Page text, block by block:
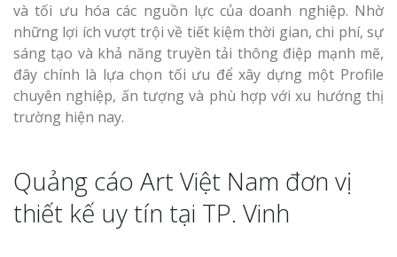
và tối ưu hóa các nguồn lực của doanh nghiệp. Nhờ
những lợi ích vượt trội về tiết kiệm thời gian, chi phí, sự
sáng tạo và khả năng truyền tải thông điệp mạnh mẽ,
đây chính là lựa chọn tối ưu để xây dựng một Profile
chuyên nghiệp, ấn tượng và phù hợp với xu hướng thị
trường hiện nay.
Quảng cáo Art Việt Nam đơn vị
thiết kế uy tín tại TP. Vinh